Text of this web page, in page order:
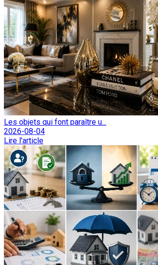
Les objets qui font paraître u...
2026-08-04
Lire l'article